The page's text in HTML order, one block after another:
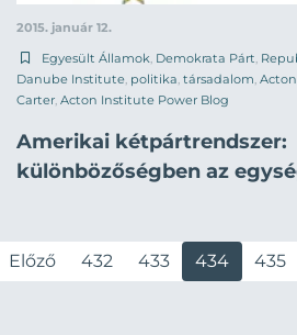
2015. január 12.
Egyesült Államok, Demokrata Párt,
Danube Institute, politika, társadalom,
Carter, Acton Institute Power Blog
Amerikai kétpártrendszer:
különbözőségben az
Előző 432 433 434 435